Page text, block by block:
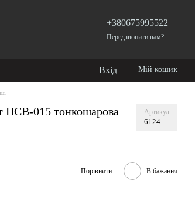
+380675995522
Передзвонити вам?
Вхід Мій кошик
ПСВ-015 тонкошарова
Артикул
6124
Порівняти В бажання